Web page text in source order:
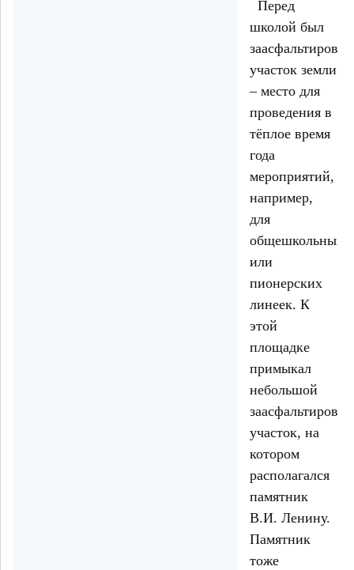
Перед
школой был
заасфальтирован
участок земли
– место для
проведения в
тёплое время
года
мероприятий,
например,
для
общешкольных
или
пионерских
линеек. К
этой
площадке
примыкал
небольшой
участок, на
котором
располагался
памятник
В.И. Ленину.
Памятник
тоже